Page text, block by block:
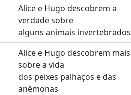
Alice e Hugo descobrem a
verdade sobre
alguns animais invertebrados
Alice e Hugo descobrem mais
sobre a vida
dos peixes palhaços e das
anêmonas